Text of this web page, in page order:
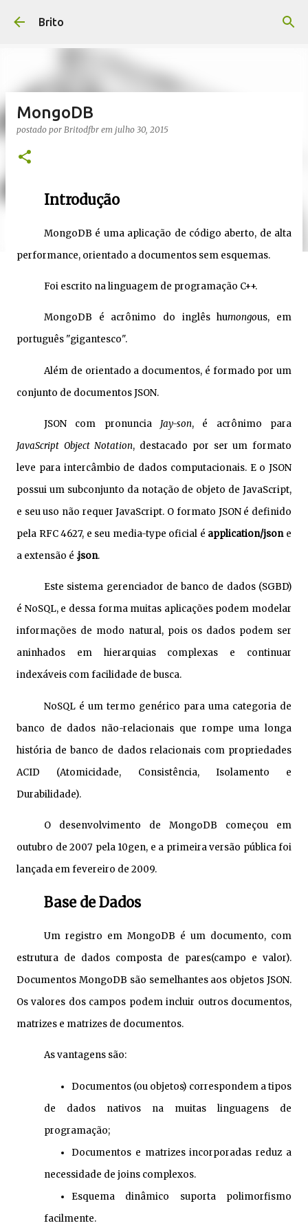
Brito
MongoDB
postado por Britodfbr em julho 30, 2015
Introdução
MongoDB é uma aplicação de código aberto, de alta
performance, orientado a documentos sem esquemas.
Foi escrito na linguagem de programação C++.
MongoDB é acrônimo do inglês humongous, em
português "gigantesco".
Além de orientado a documentos, é formado por um
conjunto de documentos JSON.
JSON com pronuncia Jay-son, é acrônimo para
JavaScript Object Notation, destacado por ser um formato
leve para intercâmbio de dados computacionais. E o JSON
possui um subconjunto da notação de objeto de JavaScript,
e seu uso não requer JavaScript. O formato JSON é definido
pela RFC 4627, e seu media-type oficial é application/jsone
a extensão é .json.
Este sistema gerenciador de banco de dados (SGBD)
é NoSQL, e dessa forma muitas aplicações podem modelar
informações de modo natural, pois os dados podem ser
aninhados em hierarquias complexas e continuar
indexáveis com facilidade de busca.
NoSQL é um termo genérico para uma categoria de
banco de dados não-relacionais que rompe uma longa
história de banco de dados relacionais com propriedades
ACID (Atomicidade, Consistência, Isolamento e
Durabilidade).
O desenvolvimento de MongoDB começou em
outubro de 2007 pela 10gen, e a primeira versão pública foi
lançada em fevereiro de 2009.
Base de Dados
Um registro em MongoDB é um documento, com
estrutura de dados composta de pares(campo e valor).
Documentos MongoDB são semelhantes aos objetos JSON.
Os valores dos campos podem incluir outros documentos,
matrizes e matrizes de documentos.
As vantagens são:
Documentos (ou objetos) correspondem a tipos
de dados nativos na muitas linguagens de
programação;
Documentos e matrizes incorporadas reduz a
necessidade de joins complexos.
Esquema dinâmico suporta polimorfismo
facilmente.